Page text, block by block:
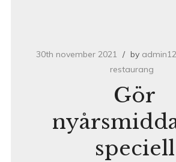
30th november 2021 by admin12
restaurang
Gör
speciell